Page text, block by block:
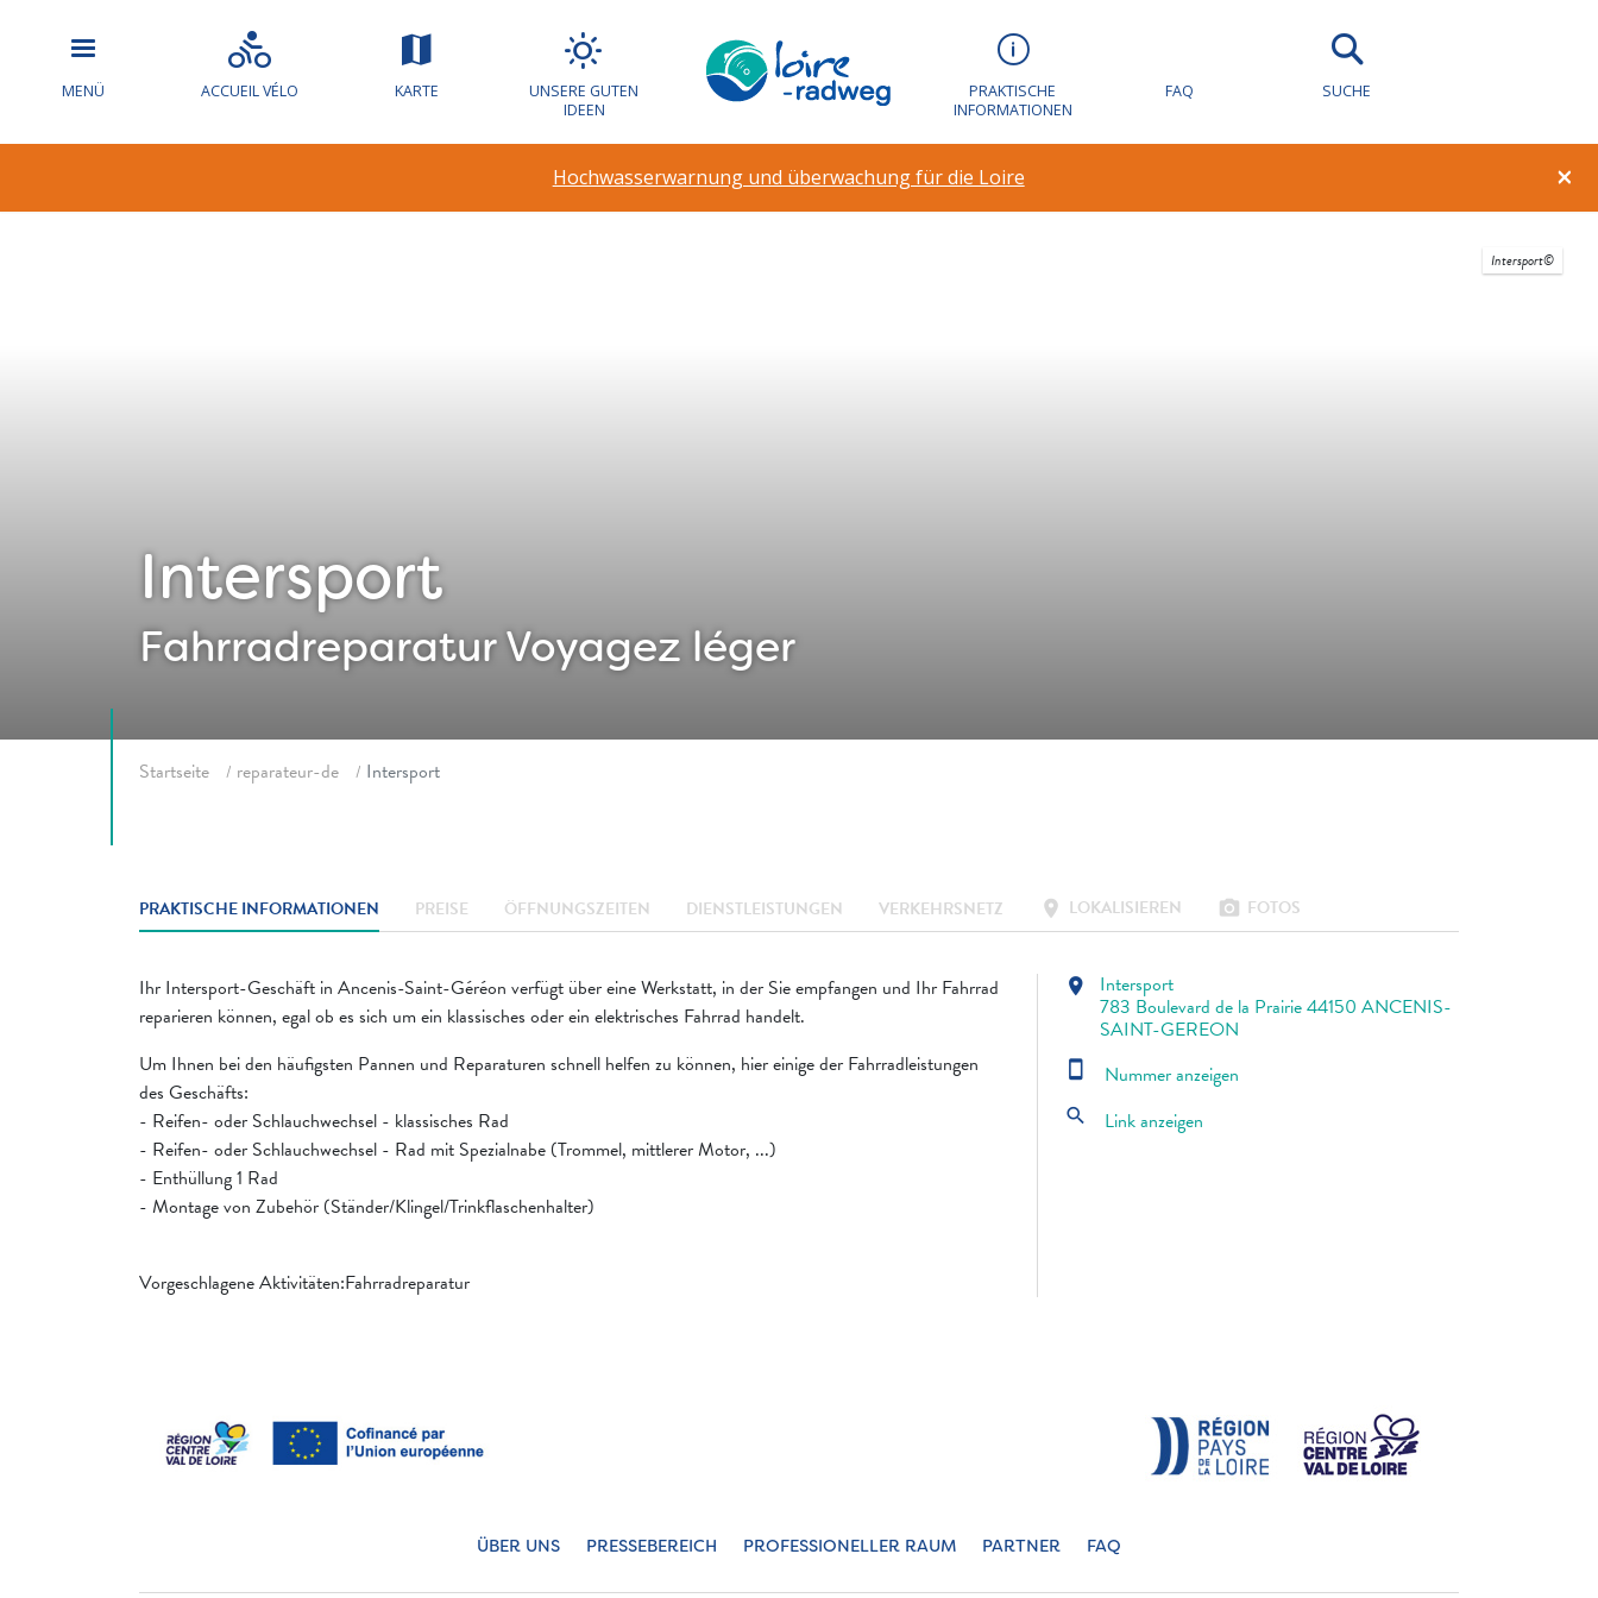
MENÜ ACCUEIL VÉLO KARTE
UNSERE GUTEN
IDEEN
PRAKTISCHE
INFORMATIONEN
FAQ SUCHE
×
Hochwasserwarnung und überwachung für die Loire
Intersport
FahrradreparaturVoyagez léger
Intersport©
Startseite reparateur-de Intersport
PRAKTISCHE INFORMATIONEN PREISE ÖFFNUNGSZEITEN DIENSTLEISTUNGEN VERKEHRSNETZ location_on LOKALISIEREN photo_camera FOTOS
Ihr Intersport-Geschäft in Ancenis-Saint-Géréon verfügt über eine Werkstatt, in der Sie empfangen und Ihr Fahrrad
reparieren können, egal ob es sich um ein klassisches oder ein elektrisches Fahrrad handelt.
Um Ihnen bei den häufigsten Pannen und Reparaturen schnell helfen zu können, hier einige der Fahrradleistungen
des Geschäfts:
- Reifen- oder Schlauchwechsel - klassisches Rad
- Reifen- oder Schlauchwechsel - Rad mit Spezialnabe (Trommel, mittlerer Motor, ...)
- Enthüllung 1 Rad
- Montage von Zubehör (Ständer/Klingel/Trinkflaschenhalter)
Vorgeschlagene Aktivitäten:Fahrradreparatur
location_on Intersport
783 Boulevard de la Prairie 44150 ANCENIS-
SAINT-GEREON
smartphone Nummer anzeigen
search Link anzeigen
ÜBER UNS PRESSEBEREICH PROFESSIONELLER RAUM PARTNER FAQ